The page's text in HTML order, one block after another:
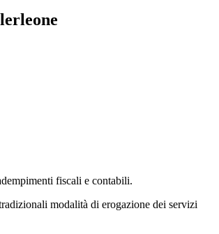
fiscali e contabili.
modalità di erogazione dei servizi